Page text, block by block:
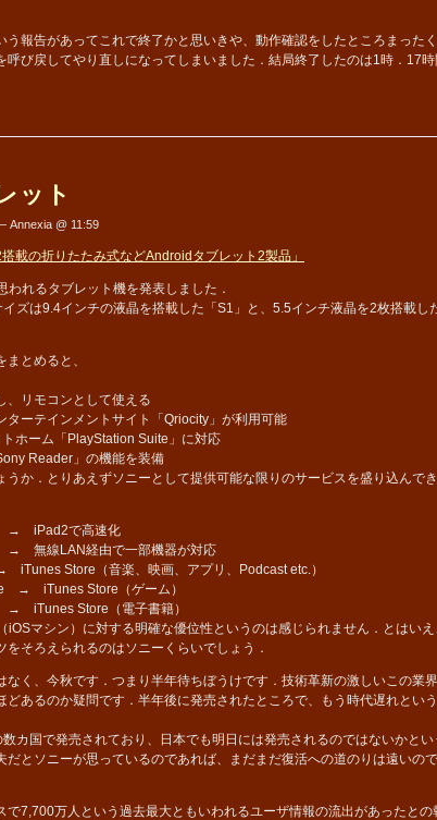
報告があってこれで終了かと思いきや、動作確認をしたところまった
呼び戻してやり直しになってしまいました．結局終了したのは1時．17
ット
Annexia @ 11:59
載の折りたたみ式などAndroidタブレット2製品」
れるタブレット機を発表しました．
ズは9.4インチの液晶を搭載した「S1」と、5.5インチ液晶を2枚搭載し
とめると、
リモコンとして使える
ーテインメントサイト「Qriocity」が利用可能
ホーム「PlayStation Suite」に対応
Reader」の機能を装備
か．とりあえずソニーとして提供可能な限りのサービスを盛り込んでき
iPad2で高速化
無線LAN経由で一部機器が対応
Store（音楽、映画、アプリ、Podcast etc.）
iTunes Store（ゲーム）
iTunes Store（電子書籍）
マシン）に対する明確な優位性というのは感じられません．とはい
をそろえられるのはソニーくらいでしょう．
く、今秋です．つまり半年待ちぼうけです．技術革新の激しいこの業
どあるのか疑問です．半年後に発売されたところで、もう時代遅れとい
カ国で発売されており、日本でも明日には発売されるのではないかと
だとソニーが思っているのであれば、まだまだ復活への道のりは遠いの
7,700万人という過去最大ともいわれるユーザ情報の流出があったと